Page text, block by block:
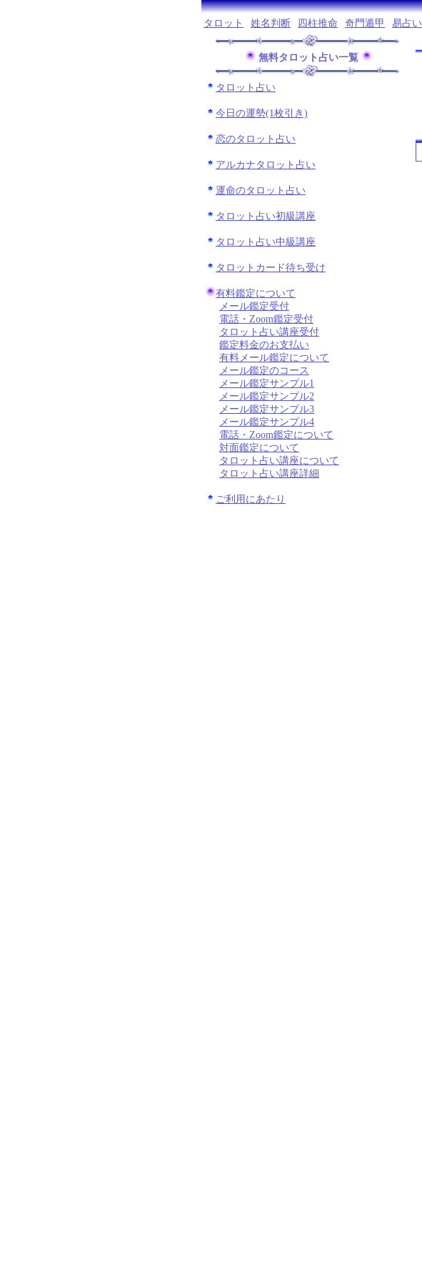
タロット
姓名判断 四柱推命 奇門遁甲 易占い
無料タロット占い一覧
タロット占い
今日の運勢(1枚引き)
恋のタロット占い
アルカナタロット占い
運命のタロット占い
タロット占い初級講座
タロット占い中級講座
タロットカード待ち受け
有料鑑定について
メール鑑定受付
電話・Zoom鑑定受付
タロット占い講座受付
鑑定料金のお支払い
有料メール鑑定について
メール鑑定のコース
メール鑑定サンプル1
メール鑑定サンプル2
メール鑑定サンプル3
メール鑑定サンプル4
電話・Zoom鑑定について
対面鑑定について
タロット占い講座について
タロット占い講座詳細
ご利用にあたり